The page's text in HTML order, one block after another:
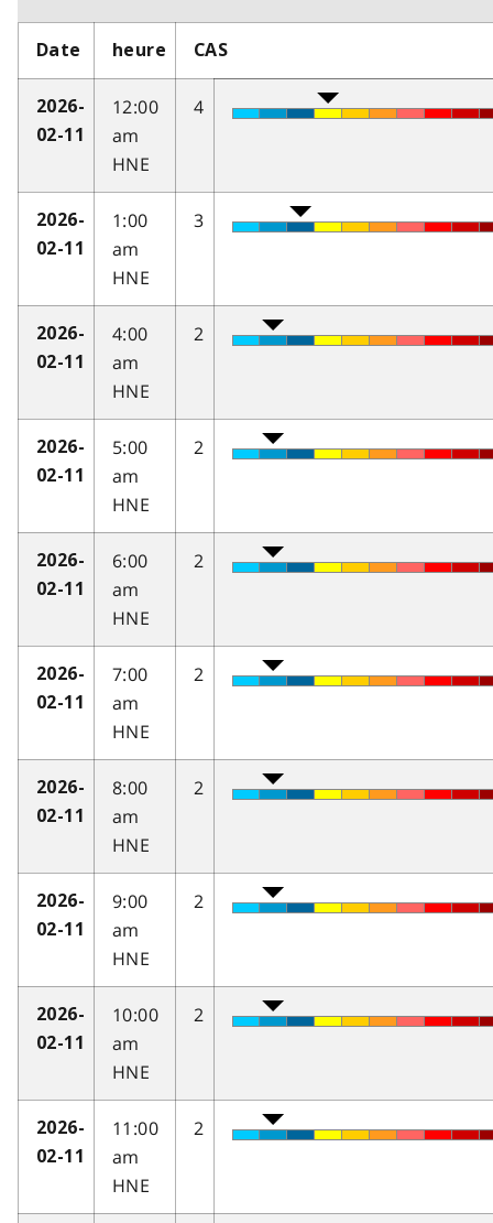
Date heure CAS
2026-
02-11
12:00
am
HNE
4
2026-
02-11
1:00
am
HNE
3
2026-
02-11
4:00
am
HNE
2
2026-
02-11
5:00
am
HNE
2
2026-
02-11
6:00
am
HNE
2
2026-
02-11
7:00
am
HNE
2
2026-
02-11
8:00
am
HNE
2
2026-
02-11
9:00
am
HNE
2
2026-
02-11
10:00
am
HNE
2
2026-
02-11
11:00
am
HNE
2